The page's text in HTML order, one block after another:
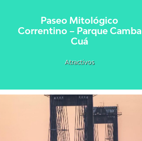
Paseo Mitológico
Correntino – Parque Camba
Cuá
Atractivos